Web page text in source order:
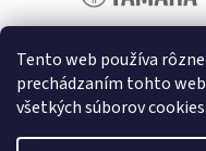
Tento web používa
prechádzaním tohto
všetkých súborov cookies.